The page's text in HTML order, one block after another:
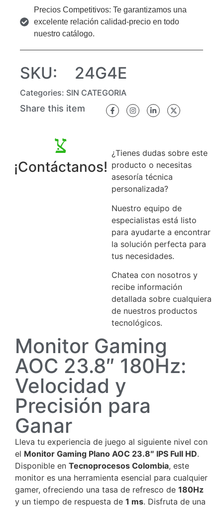
¡Contáctanos!
¿Tienes dudas sobre este
producto o necesitas
asesoría técnica
personalizada?
Nuestro equipo de
especialistas está listo
para ayudarte a encontrar
la solución perfecta para
tus necesidades.
Chatea con nosotros y
recibe información
detallada sobre cualquiera
de nuestros productos
tecnológicos.
Monitor Gaming
AOC 23.8″ 180Hz:
Velocidad y
Precisión para
Ganar
Lleva tu experiencia de juego al siguiente nivel con
el Monitor Gaming Plano AOC 23.8″ IPS Full HD.
Disponible en Tecnoprocesos Colombia, este
monitor es una herramienta esencial para cualquier
gamer, ofreciendo una tasa de refresco de 180Hz
y un tiempo de respuesta de 1 ms. Disfruta de una
Precios Competitivos: Te garantizamos una
excelente relación calidad-precio en todo
nuestro catálogo.
SKU: 24G4E
Categories: SIN CATEGORIA
Share this item